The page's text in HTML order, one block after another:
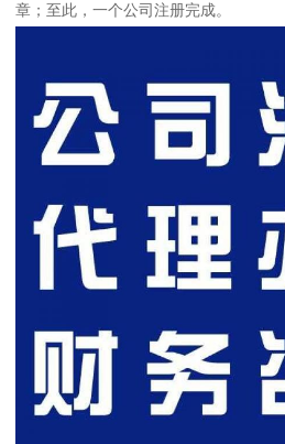
章；至此，一个公司注册完成。